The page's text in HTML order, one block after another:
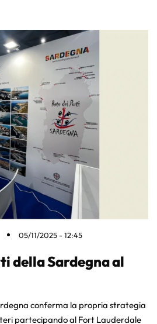
05/11/2025 - 12:45
della Sardegna al
conferma la propria strategia
partecipando al Fort Lauderdale